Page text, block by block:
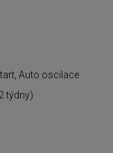
Auto oscilace
týdny)